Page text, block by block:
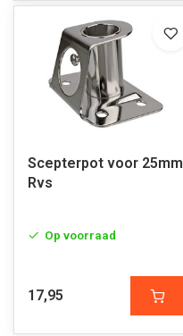
Scepterpot voor 25mm
Rvs
Op voorraad
17,95